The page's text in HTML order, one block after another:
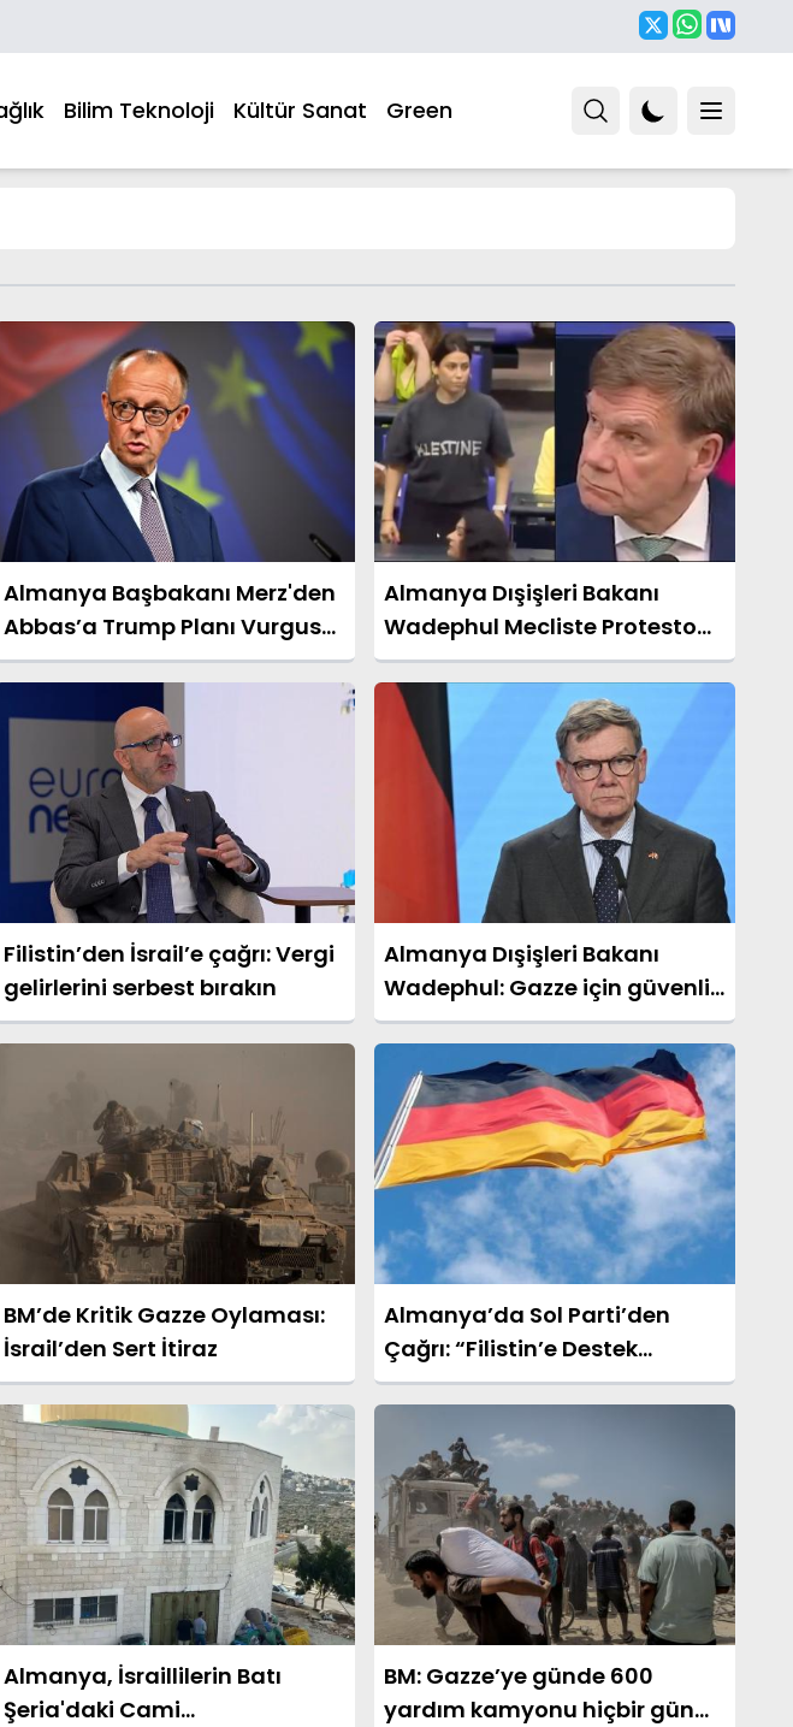
Bilim Teknoloji Kültür Sanat Green
Almanya Başbakanı Merz'den
Abbas’a Trump Planı Vurgusu:
“İki Devletli Çözüm Hedefimiz”
Almanya Dışişleri Bakanı
Wadephul Mecliste Protesto
Edildi
Filistin’den İsrail’e çağrı: Vergi
gelirlerini serbest bırakın
Almanya Dışişleri Bakanı
Wadephul: Gazze için güvenlik
mimarisi şart
BM’de Kritik Gazze Oylaması:
İsrail’den Sert İtiraz
Almanya’da Sol Parti’den
Çağrı: “Filistin’e Destek
Gösterilerindeki Baskılar Sona
Almanya, İsraillilerin Batı
Şeria'daki Cami
BM: Gazze’ye günde 600
yardım kamyonu hiçbir gün